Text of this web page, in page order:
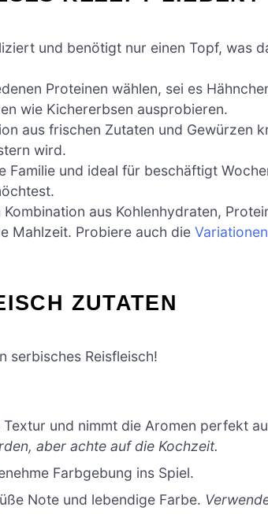
und benötigt nur einen Topf, was
Proteinen wählen, sei es
wie Kichererbsen ausprobieren.
aus frischen Zutaten und Gewürzen
wird.
Familie und ideal für beschäftigt
aus Kohlenhydraten,
Mahlzeit. Probiere auch die Variationen
ZUTATEN
serbisches Reisfleisch!
und nimmt die Aromen perfekt
aber achte auf die Kochzeit.
Farbgebung ins Spiel.
Note und lebendige Farbe.